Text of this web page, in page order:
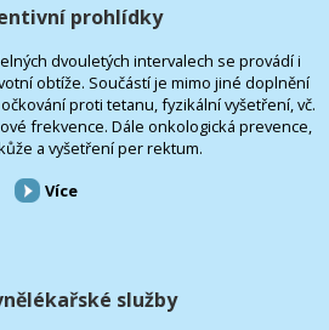
prohlídky
dvouletých intervalech se provádí i
obtíže. Součástí je mimo jiné doplnění
proti tetanu, fyzikální vyšetření, vč.
frekvence. Dále onkologická prevence,
a vyšetření per rektum.
Více
služby